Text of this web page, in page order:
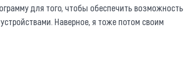
для того, чтобы обеспечить возможность
Наверное, я тоже потом своим